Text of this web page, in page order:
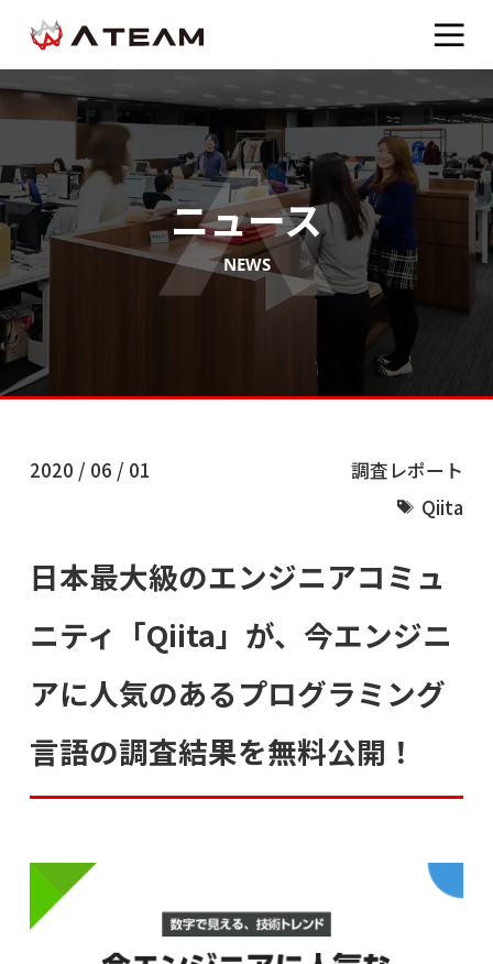
ニュース
NEWS
2020 / 06 / 01
調査レポート
Qiita
日本最大級のエンジニアコミュ
ニティ「Qiita」が、今エンジニ
アに人気のあるプログラミング
言語の調査結果を無料公開！